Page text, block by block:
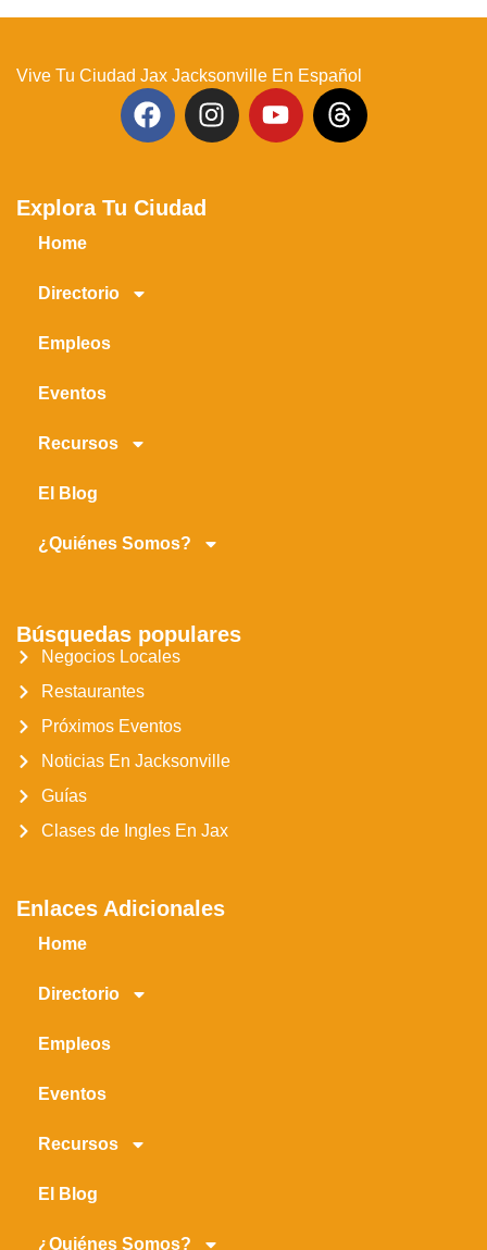
Vive Tu Ciudad Jax Jacksonville En Español
Explora Tu Ciudad
Home
Directorio
Empleos
Eventos
Recursos
El Blog
¿Quiénes Somos?
Búsquedas populares
Negocios Locales
Restaurantes
Próximos Eventos
Noticias En Jacksonville
Guías
Clases de Ingles En Jax
Enlaces Adicionales
Home
Directorio
Empleos
Eventos
Recursos
El Blog
¿Quiénes Somos?